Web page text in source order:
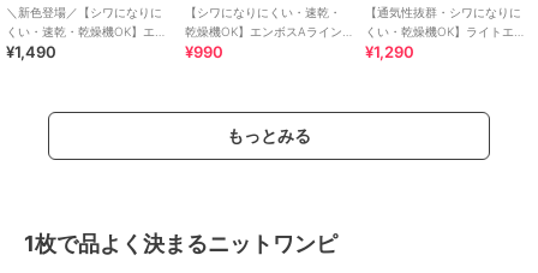
＼新色登場／【シワになりに
くい・速乾・乾燥機OK】エン
ボス切り替えフレアトップス
¥1,490
【シワになりにくい・速乾・
乾燥機OK】エンボスAライン
半袖チュニック 全4色
¥990
【通気性抜群・シワになりに
くい・乾燥機OK】ライトエン
ボスペプラムトップス
¥1,290
もっとみる
1枚で品よく決まるニットワンピ